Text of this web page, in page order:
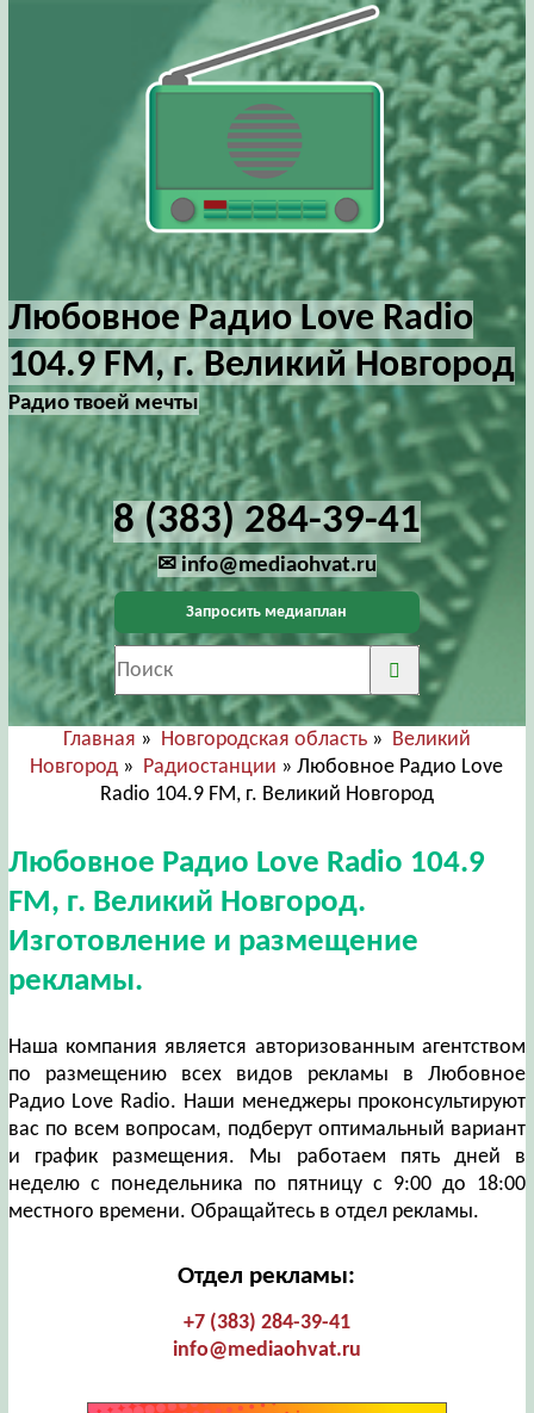
Любовное Радио Love Radio
104.9 FM, г. Великий Новгород
Радио твоей мечты
8 (383) 284-39-41
✉ info@mediaohvat.ru
Запросить медиаплан
Главная » Новгородская область» Великий
Новгород » Радиостанции » Любовное Радио Love
Radio 104.9 FM, г. Великий Новгород
Любовное Радио Love Radio 104.9
FM, г. Великий Новгород.
Изготовление и размещение
рекламы.
Наша компания является авторизованным агентством
по размещению всех видов рекламы в Любовное
Радио Love Radio. Наши менеджеры проконсультируют
вас по всем вопросам, подберут оптимальный вариант
и график размещения. Мы работаем пять дней в
неделю с понедельника по пятницу с 9:00 до 18:00
местного времени. Обращайтесь в отдел рекламы.
Отдел рекламы:
+7 (383) 284-39-41
info@mediaohvat.ru